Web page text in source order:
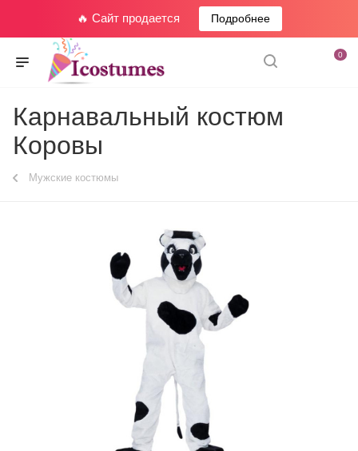
🔥 Сайт продается Подробнее
0
Карнавальный костюм
Коровы
Мужские костюмы